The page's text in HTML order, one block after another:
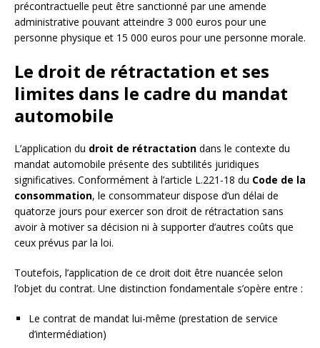
précontractuelle peut être sanctionné par une amende
administrative pouvant atteindre 3 000 euros pour une
personne physique et 15 000 euros pour une personne morale.
Le droit de rétractation et ses
limites dans le cadre du mandat
automobile
L’application du droit de rétractation dans le contexte du
mandat automobile présente des subtilités juridiques
significatives. Conformément à l’article L.221-18 du Code de la
consommation, le consommateur dispose d’un délai de
quatorze jours pour exercer son droit de rétractation sans
avoir à motiver sa décision ni à supporter d’autres coûts que
ceux prévus par la loi.
Toutefois, l’application de ce droit doit être nuancée selon
l’objet du contrat. Une distinction fondamentale s’opère entre :
Le contrat de mandat lui-même (prestation de service
d’intermédiation)